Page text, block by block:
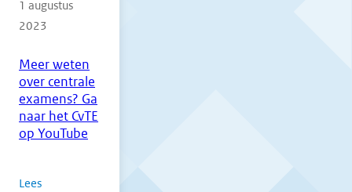
Meer weten
over centrale
examens? Ga
naar het CvTE
op YouTube
1 augustus
2023
Lees